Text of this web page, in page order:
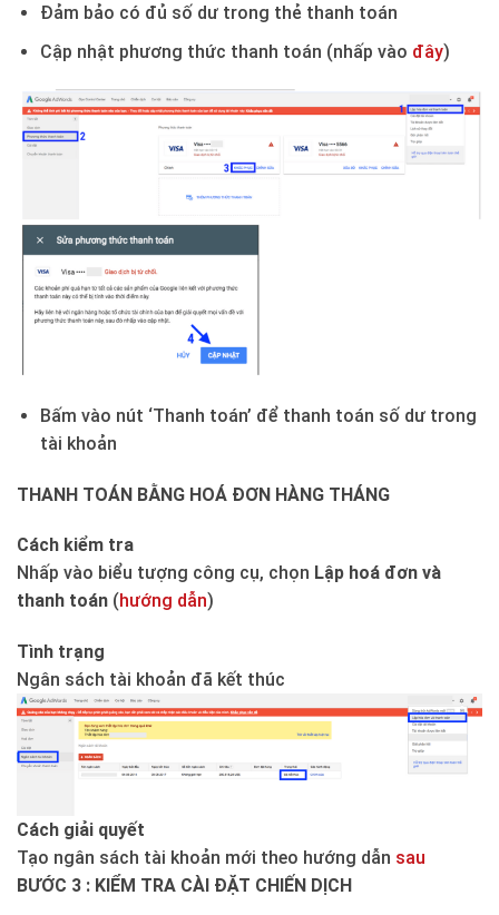
Đảm bảo có đủ số dư trong thẻ thanh toán
Cập nhật phương thức thanh toán (nhấp vào đây)
Bấm vào nút ‘Thanh toán’ để thanh toán số dư trong
tài khoản
THANH TOÁN BẰNG HOÁ ĐƠN HÀNG THÁNG
Cách kiểm tra
Nhấp vào biểu tượng công cụ, chọn Lập hoá đơn và
thanh toán ( hướng dẫn)
Tình trạng
Ngân sách tài khoản đã kết thúc
Cách giải quyết
Tạo ngân sách tài khoản mới theo hướng dẫn sau
BƯỚC 3 : KIỂM TRA CÀI ĐẶT CHIẾN DỊCH